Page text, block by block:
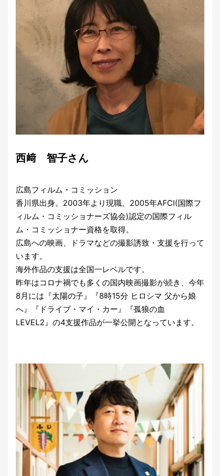
西﨑 智子さん
広島フィルム・コミッション
香川県出身。2003年より現職。2005年AFCI(国際フ
ィルム・コミッショナーズ協会)認定の国際フィル
ム・コミッショナー資格を取得。
広島への映画、ドラマなどの撮影誘致・支援を行って
います。
海外作品の支援は全国一レベルです。
昨年はコロナ禍でも多くの国内映画撮影が続き、今年
8月には『太陽の子』『8時15分 ヒロシマ 父から娘
へ』『ドライブ・マイ・カー』『孤狼の血
LEVEL2』の4支援作品が一挙公開となっています。